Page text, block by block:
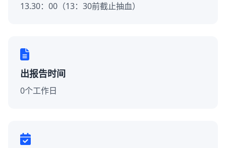
13.30：00（13：30前截止抽血）
出报告时间
0个工作日